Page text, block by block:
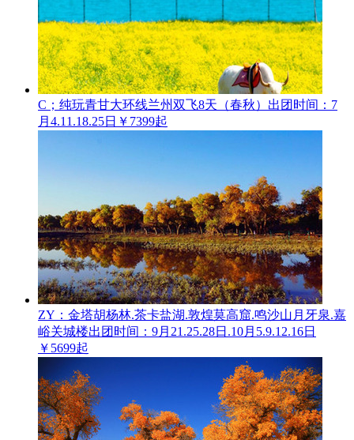
C；纯玩青甘大环线兰州双飞8天（春秋） 出团时间：7
月4.11.18.25日 ￥7399起
ZY：金塔胡杨林.茶卡盐湖.敦煌莫高窟.鸣沙山月牙泉.嘉
峪关城楼出团时间：9月21.25.28日.10月5.9.12.16日
￥5699起